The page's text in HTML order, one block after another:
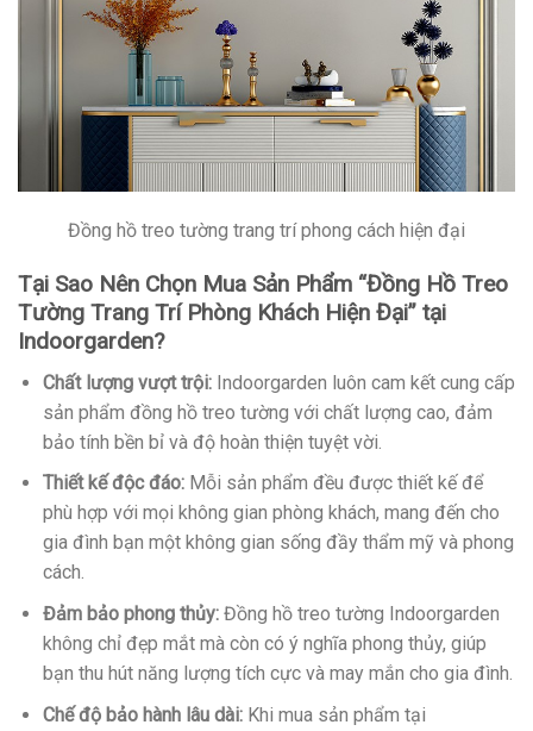
Đồng hồ treo tường trang trí phong cách hiện đại
Tại Sao Nên Chọn Mua Sản Phẩm “Đồng Hồ Treo
Tường Trang Trí Phòng Khách Hiện Đại” tại
Indoorgarden?
Chất lượng vượt trội:Indoorgarden luôn cam kết cung cấp
sản phẩm đồng hồ treo tường với chất lượng cao, đảm
bảo tính bền bỉ và độ hoàn thiện tuyệt vời.
Thiết kế độc đáo:Mỗi sản phẩm đều được thiết kế để
phù hợp với mọi không gian phòng khách, mang đến cho
gia đình bạn một không gian sống đầy thẩm mỹ và phong
cách.
Đảm bảo phong thủy:Đồng hồ treo tường Indoorgarden
không chỉ đẹp mắt mà còn có ý nghĩa phong thủy, giúp
bạn thu hút năng lượng tích cực và may mắn cho gia đình.
Chế độ bảo hành lâu dài:Khi mua sản phẩm tại